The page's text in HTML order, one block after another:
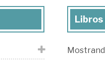
Libros